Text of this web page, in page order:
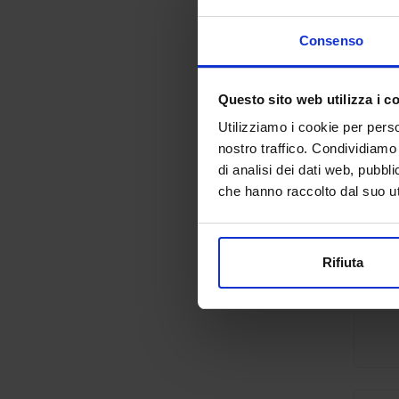
Consenso
Questo sito web utilizza i
Utilizziamo i cookie per
nostro traffico.
di analisi dei dati web,
che hanno raccolto dal suo
Rifiuta